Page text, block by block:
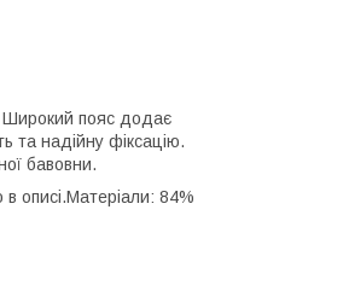
Широкий пояс додає
та надійну фіксацію.
бавовни.
в описі.Матеріали: 84%